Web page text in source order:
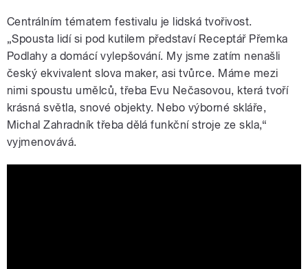
Centrálním tématem festivalu je lidská tvořivost.
„Spousta lidí si pod kutilem představí Receptář Přemka
Podlahy a domácí vylepšování. My jsme zatím nenašli
český ekvivalent slova maker, asi tvůrce. Máme mezi
nimi spoustu umělců, třeba Evu Nečasovou, která tvoří
krásná světla, snové objekty. Nebo výborné skláře,
Michal Zahradník třeba dělá funkční stroje ze skla,“
vyjmenovává.